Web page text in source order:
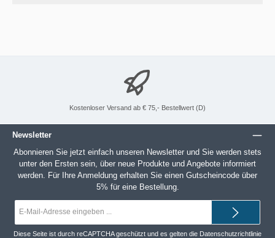
Kostenloser Versand ab € 75,- Bestellwert (D)
Newsletter
Abonnieren Sie jetzt einfach unseren Newsletter und Sie werden stets
unter den Ersten sein, über neue Produkte und Angebote informiert
werden. Für Ihre Anmeldung erhalten Sie einen Gutscheincode über
5% für eine Bestellung.
Diese Seite ist durch reCAPTCHA geschützt und es gelten die Datenschutzrichtlinie